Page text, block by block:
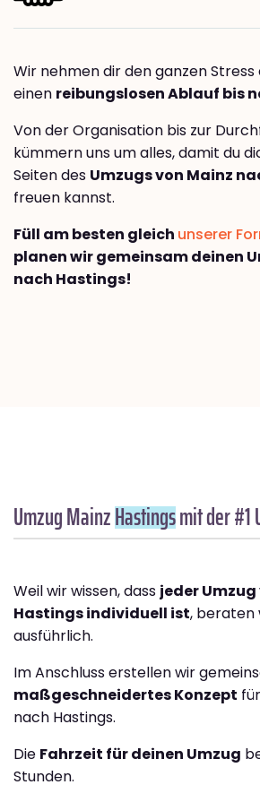
Wir nehmen dir den ganzen
einen reibungslosen Ablauf bis
Von der Organisation bis zur
kümmern uns um alles, damit du
Seiten des Umzugs von Mainz
freuen kannst.
Füll am besten gleich unserer
planen wir gemeinsam deinen
nach Hastings!
Umzug MainzHastingsmit der #1
Weil wir wissen, dass jeder
Hastings individuell ist, beraten
ausführlich.
Im Anschluss erstellen wir
maßgeschneidertes Konzept
nach Hastings.
Die Fahrzeit für deinen Umzug
Stunden.